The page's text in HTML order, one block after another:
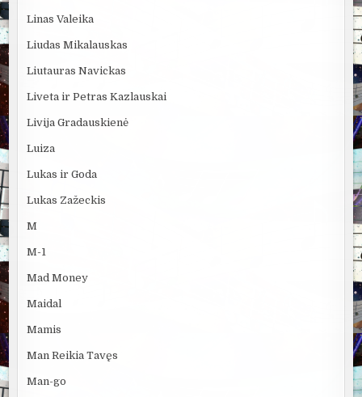
Linas Valeika
Liudas Mikalauskas
Liutauras Navickas
Liveta ir Petras Kazlauskai
Livija Gradauskienė
Luiza
Lukas ir Goda
Lukas Zažeckis
M
M-1
Mad Money
Maidal
Mamis
Man Reikia Tavęs
Man-go